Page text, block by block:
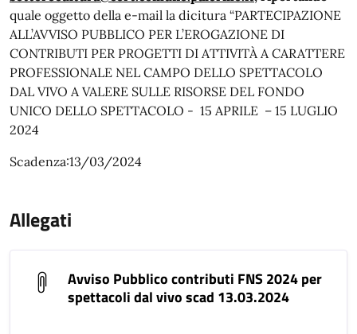
quale oggetto della e-mail la dicitura “PARTECIPAZIONE
ALL’AVVISO PUBBLICO PER L’EROGAZIONE DI
CONTRIBUTI PER PROGETTI DI ATTIVITÀ A CARATTERE
PROFESSIONALE NEL CAMPO DELLO SPETTACOLO
DAL VIVO A VALERE SULLE RISORSE DEL FONDO
UNICO DELLO SPETTACOLO - 15 APRILE – 15 LUGLIO
2024
Scadenza:13/03/2024
Allegati
Avviso Pubblico contributi FNS 2024 per
spettacoli dal vivo scad 13.03.2024